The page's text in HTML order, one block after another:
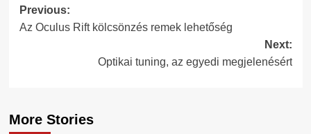
Post
navigation
Previous:
Az Oculus Rift kölcsönzés remek lehetőség
Next:
Optikai tuning, az egyedi megjelenésért
More Stories